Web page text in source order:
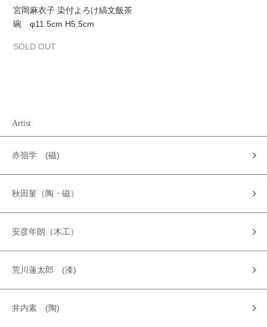
宮岡麻衣子 染付よろけ縞文飯茶
碗 φ11.5cm H5.5cm
SOLD OUT
Artist
赤嶺学 (磁)
秋田菫（陶・磁）
安彦年朗（木工）
荒川蓮太郎 (漆)
井内素 (陶)